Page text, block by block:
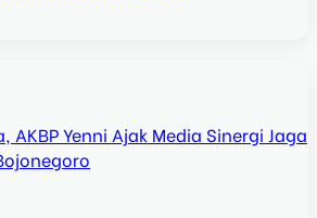
AKBP Yenni Ajak Media Sinergi Jaga